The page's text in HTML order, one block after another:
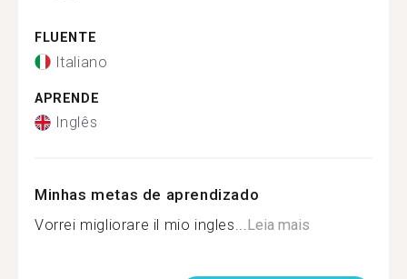
FLUENTE
Italiano
APRENDE
Inglês
Minhas metas de aprendizado
Vorrei migliorare il mio ingles...Leia mais